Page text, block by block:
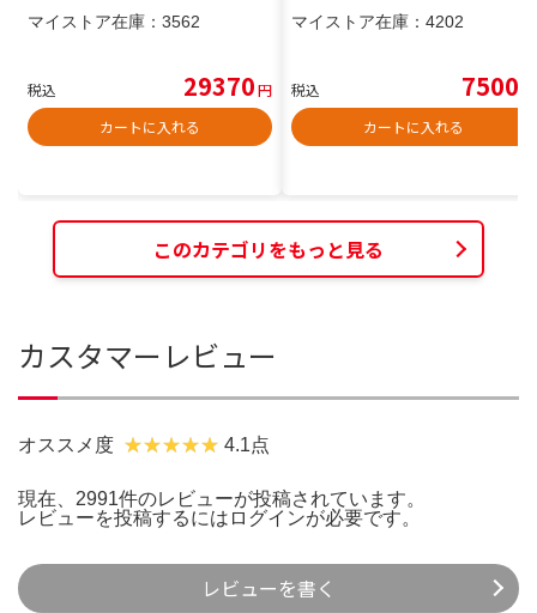
マイストア在庫： 3562
税込 29370円
カートに入れる
マイストア在庫： 4202
税込 7500
カートに入れる
このカテゴリをもっと見る
カスタマーレビュー
オススメ度 4.1点
現在、2991件のレビューが投稿されています。
レビューを投稿するには ログインが必要です。
レビューを書く